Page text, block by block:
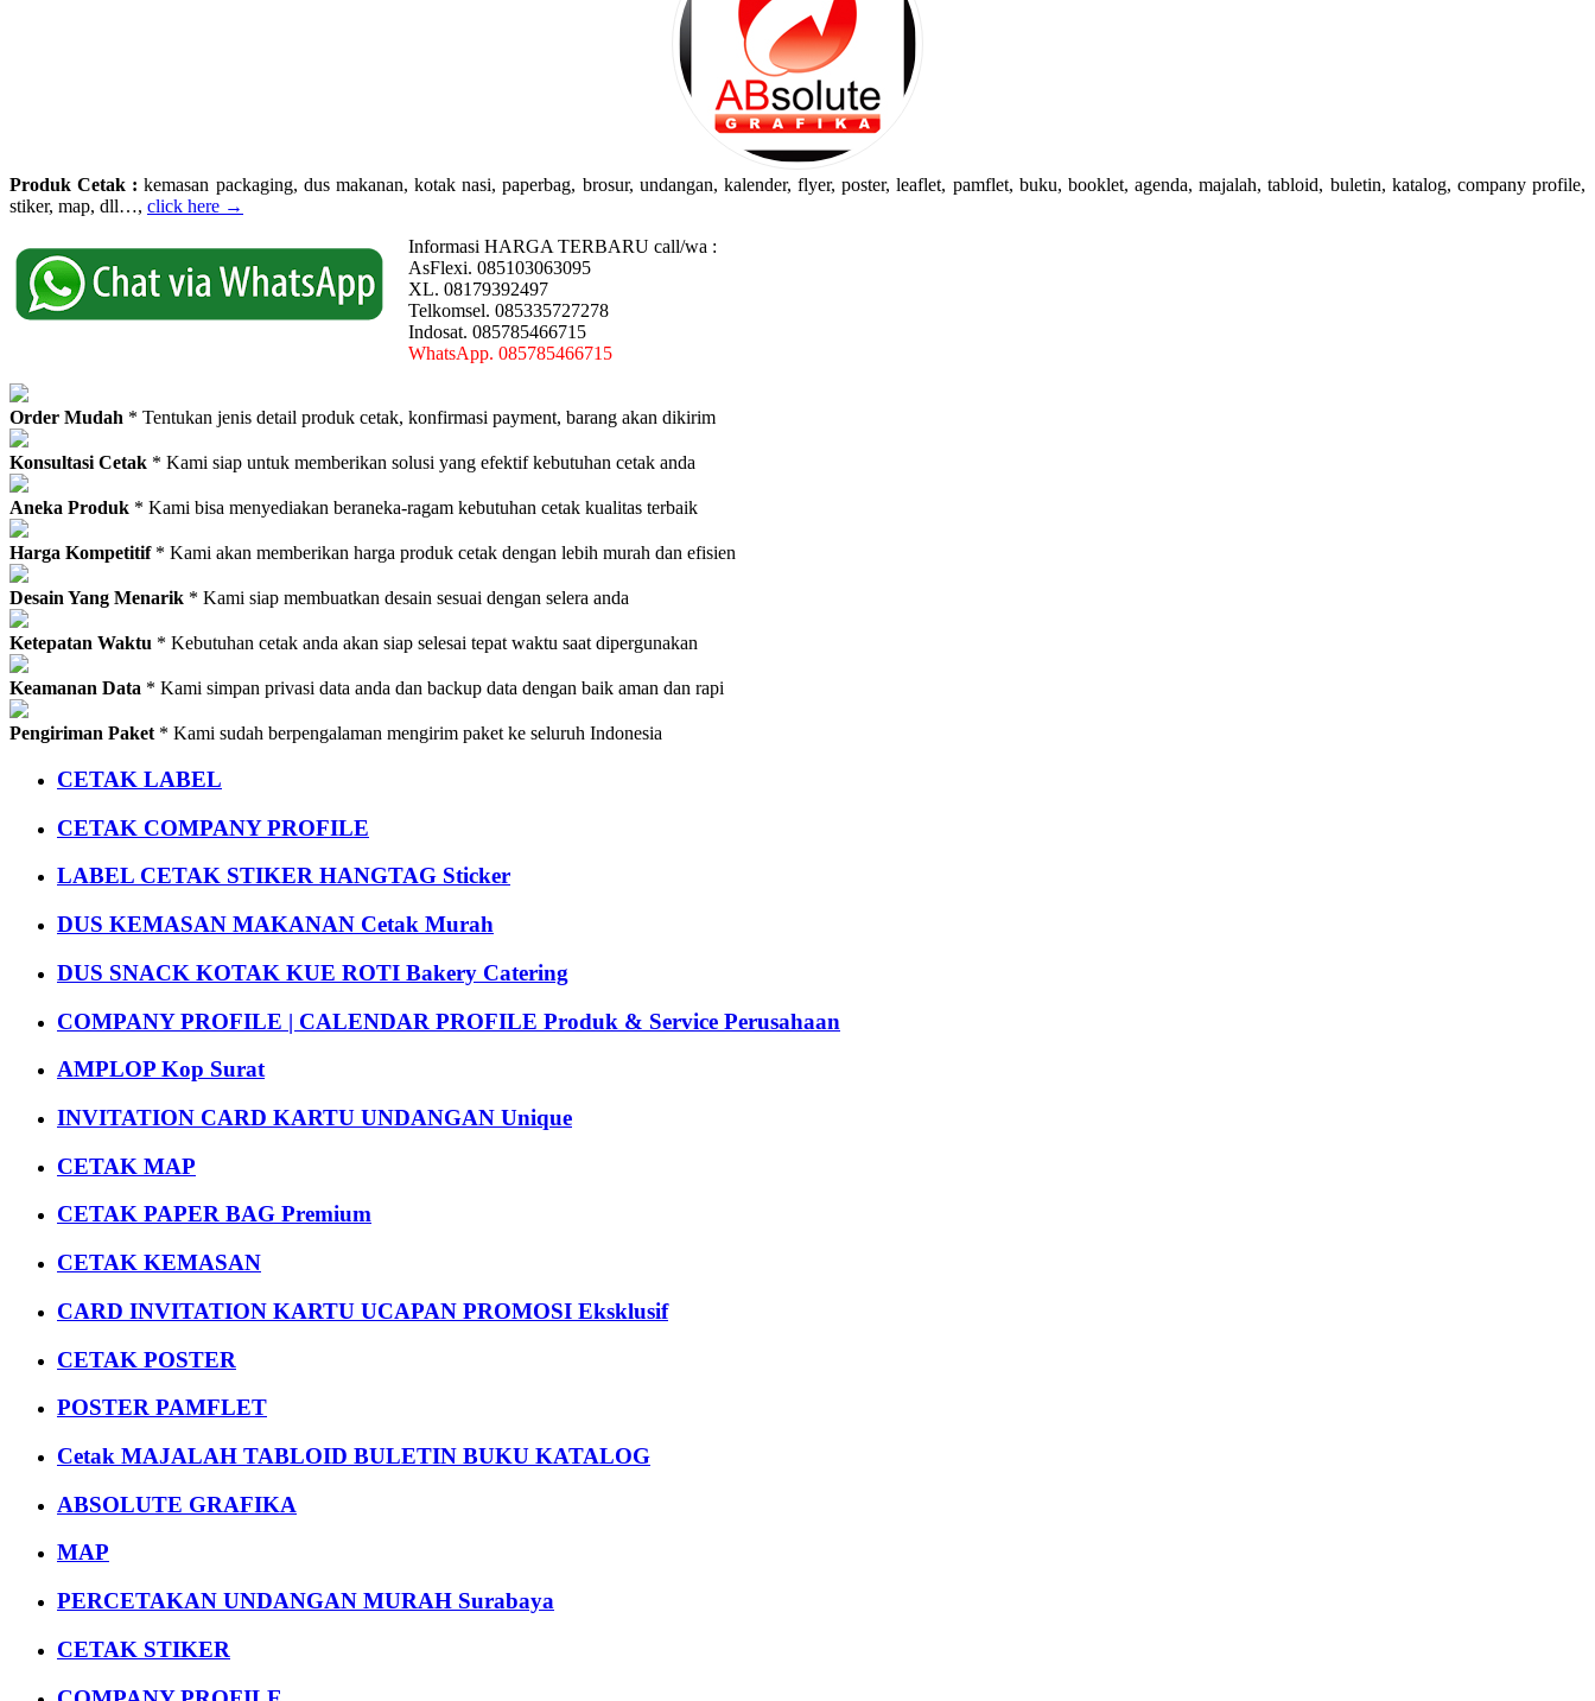
Produk Cetak : kemasan packaging, dus makanan, kotak nasi, paperbag, brosur, undangan, kalender, flyer, poster, leaflet, pamflet, buku, booklet, agenda, majalah, tabloid, buletin, katalog, company profile,
stiker, map, dll…, click here →
Informasi HARGA TERBARU call/wa :
AsFlexi. 085103063095
XL. 08179392497
Telkomsel. 085335727278
Indosat. 085785466715
WhatsApp. 085785466715
Order Mudah * Tentukan jenis detail produk cetak, konfirmasi payment, barang akan dikirim
Konsultasi Cetak * Kami siap untuk memberikan solusi yang efektif kebutuhan cetak anda
Aneka Produk * Kami bisa menyediakan beraneka-ragam kebutuhan cetak kualitas terbaik
Harga Kompetitif* Kami akan memberikan harga produk cetak dengan lebih murah dan efisien
Desain Yang Menarik * Kami siap membuatkan desain sesuai dengan selera anda
Ketepatan Waktu * Kebutuhan cetak anda akan siap selesai tepat waktu saat dipergunakan
Keamanan Data * Kami simpan privasi data anda dan backup data dengan baik aman dan rapi
Pengiriman Paket * Kami sudah berpengalaman mengirim paket ke seluruh Indonesia
CETAK LABEL
CETAK COMPANY PROFILE
LABEL CETAK STIKER HANGTAG Sticker
DUS KEMASAN MAKANAN Cetak Murah
DUS SNACK KOTAK KUE ROTI Bakery Catering
COMPANY PROFILE | CALENDAR PROFILE Produk & Service Perusahaan
AMPLOP Kop Surat
INVITATION CARD KARTU UNDANGAN Unique
CETAK MAP
CETAK PAPER BAG Premium
CETAK KEMASAN
CARD INVITATION KARTU UCAPAN PROMOSI Eksklusif
CETAK POSTER
POSTER PAMFLET
Cetak MAJALAH TABLOID BULETIN BUKU KATALOG
ABSOLUTE GRAFIKA
MAP
PERCETAKAN UNDANGAN MURAH Surabaya
CETAK STIKER